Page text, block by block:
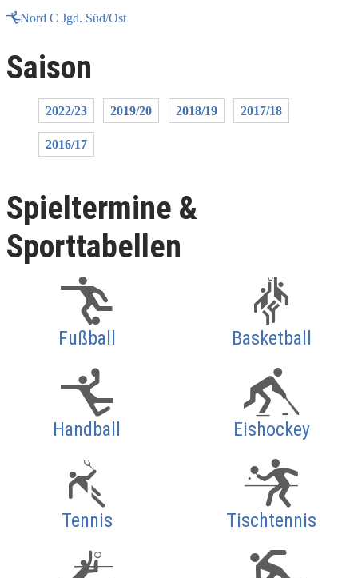
Nord C Jgd. Süd/Ost
Saison
2022/23 2019/20 2018/19 2017/18
2016/17
Spieltermine &
Sporttabellen
Fußball Basketball
Handball Eishockey
Tennis Tischtennis